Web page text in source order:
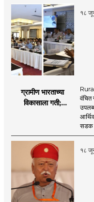
१८
ग्रामीण भारताच्या
विकासाला गती;
लक्ष्य!
वंचित
सडक
१८